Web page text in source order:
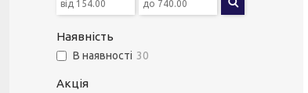
Наявність
В наявності 30
Акція